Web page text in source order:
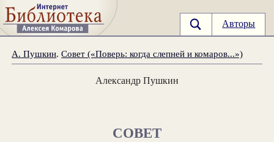
Авторы
А. Пушкин.Совет («Поверь: когда слепней и комаров...»)
Александр Пушкин
СОВЕТ